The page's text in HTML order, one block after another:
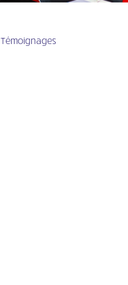
Témoignages